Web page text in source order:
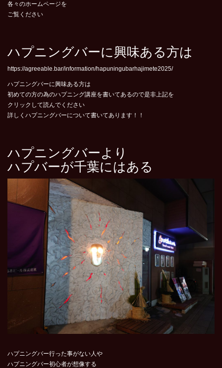
各々のホームページを
ご覧ください
ハプニングバーに興味ある方は
https://agreeable.bar/information/hapuningubarhajimete2025/
ハプニングバーに興味ある方は
初めての方の為のハプニング講座を書いてあるので是非上記を
クリックして読んでください
詳しくハプニングバーについて書いてあります！！
ハプニングバーより
ハプバーが千葉にはある
ハプニングバー行った事がない人や
ハプニングバー初心者が想像する